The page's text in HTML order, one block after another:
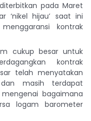
pada Maret
‘nikel hijau’ saat ini
kontrak
cukup besar untuk
kontrak
telah menyatakan
masih terdapat
bagaimana
logam barometer